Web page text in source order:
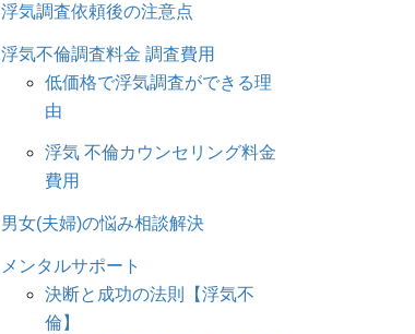
浮気調査依頼後の注意点
浮気不倫調査料金 調査費用
低価格で浮気調査ができる理
由
浮気 不倫カウンセリング料金
費用
男女(夫婦)の悩み相談解決
メンタルサポート
決断と成功の法則【浮気不
倫】